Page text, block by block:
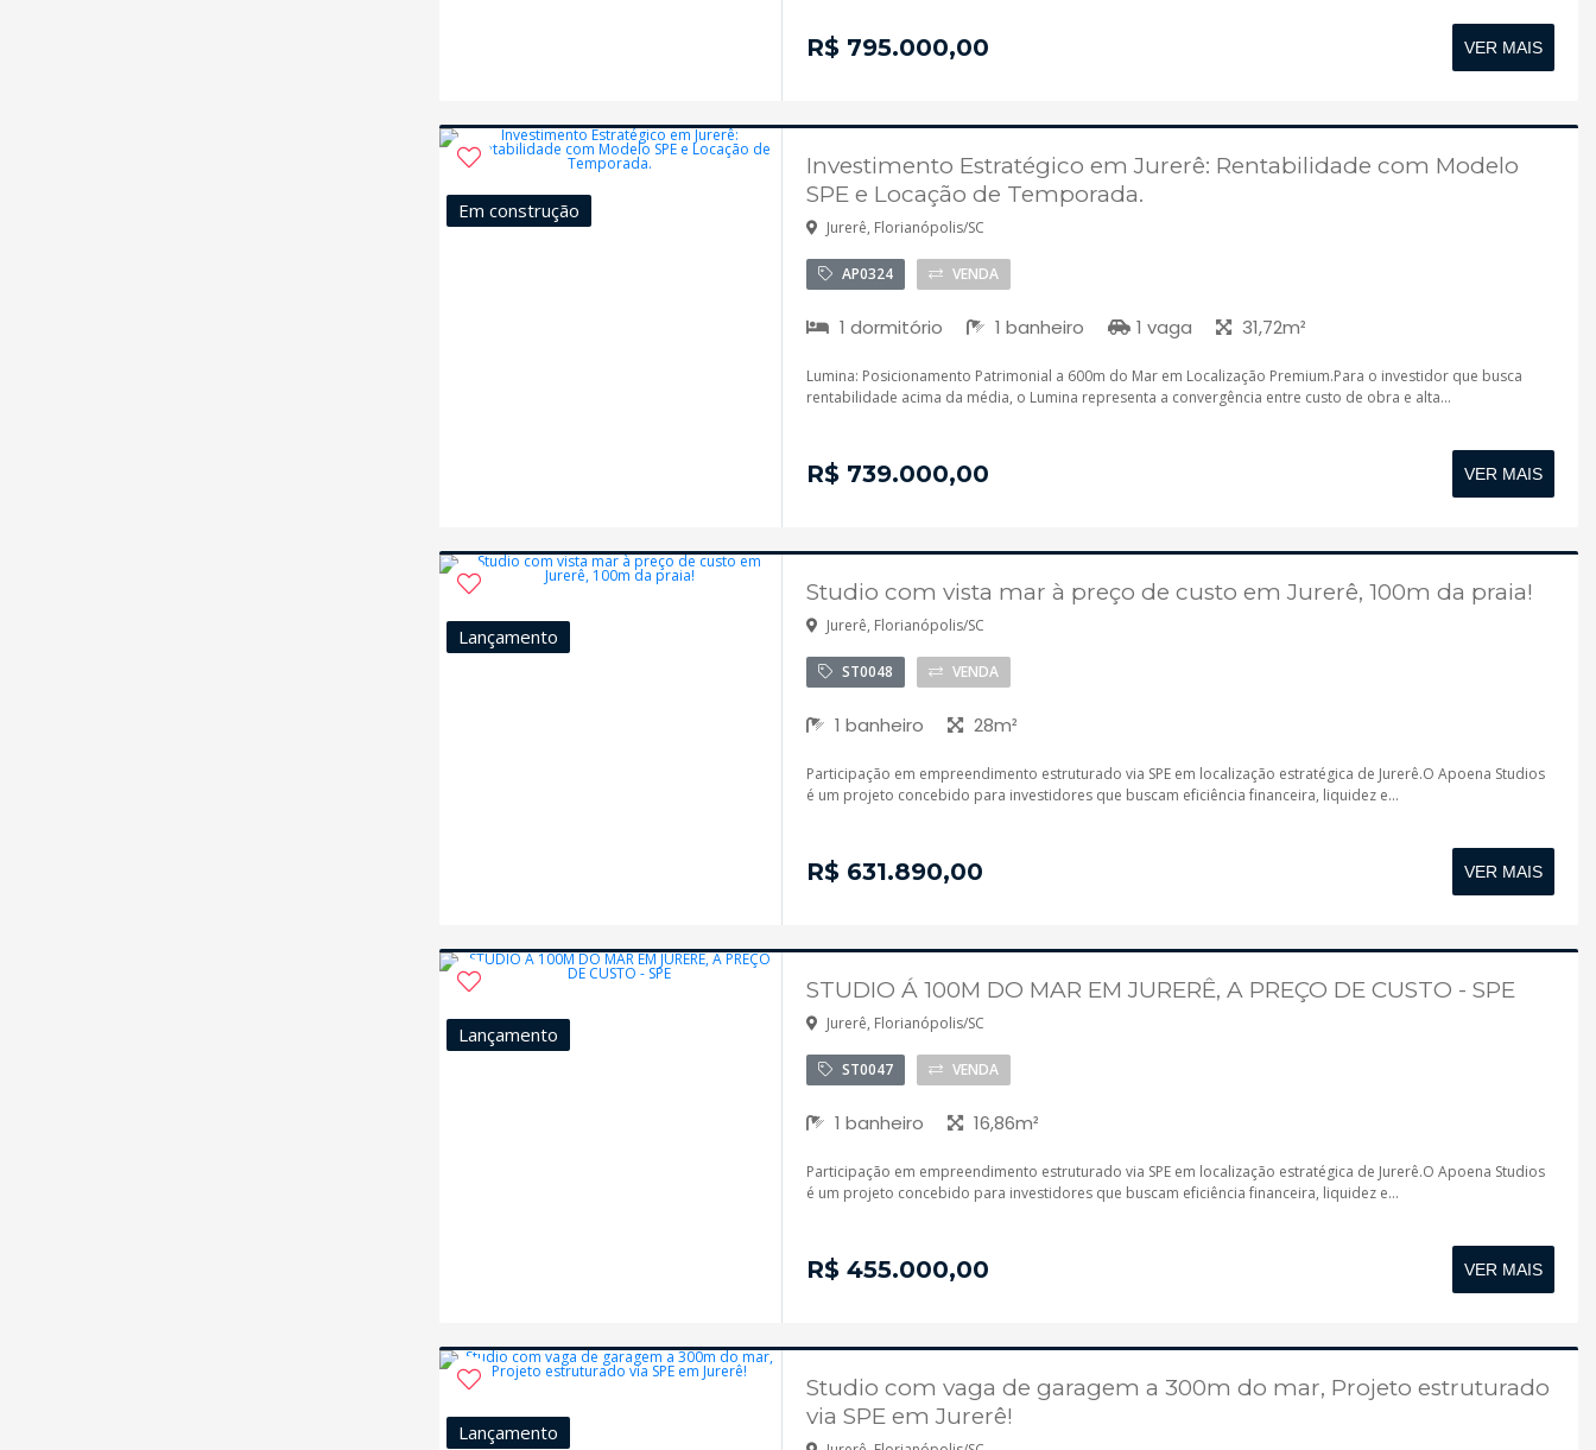
R$ 795.000,00 VER MAIS
Em construção
Investimento Estratégico em Jurerê: Rentabilidade com Modelo
SPE e Locação de Temporada.
Jurerê, Florianópolis/SC
AP0324 VENDA
1 dormitório 1 banheiro 1 vaga 31,72m²
Lumina: Posicionamento Patrimonial a 600m do Mar em Localização Premium.Para o investidor que busca
rentabilidade acima da média, o Lumina representa a convergência entre custo de obra e alta...
R$ 739.000,00 VER MAIS
Lançamento
Studio com vista mar à preço de custo em Jurerê, 100m da praia!
Jurerê, Florianópolis/SC
ST0048 VENDA
1 banheiro 28m²
Participação em empreendimento estruturado via SPE em localização estratégica de Jurerê.O Apoena Studios
é um projeto concebido para investidores que buscam eficiência financeira, liquidez e...
R$ 631.890,00 VER MAIS
Lançamento
STUDIO Á 100M DO MAR EM JURERÊ, A PREÇO DE CUSTO - SPE
Jurerê, Florianópolis/SC
ST0047 VENDA
1 banheiro 16,86m²
Participação em empreendimento estruturado via SPE em localização estratégica de Jurerê.O Apoena Studios
é um projeto concebido para investidores que buscam eficiência financeira, liquidez e...
R$ 455.000,00 VER MAIS
Lançamento
Studio com vaga de garagem a 300m do mar, Projeto estruturado
via SPE em Jurerê!